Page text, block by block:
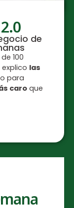
de
100
las
para
caro que